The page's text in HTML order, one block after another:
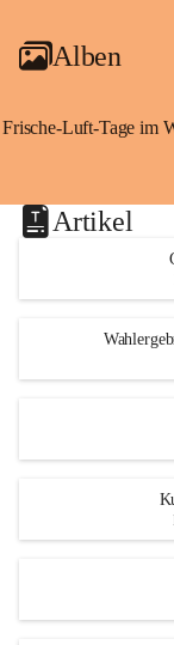
Alben
Frische-Luft-Tage im
Artikel